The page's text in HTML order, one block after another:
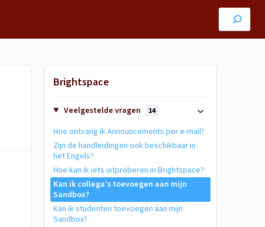
Brightspace
Veelgestelde vragen 14
Hoe ontvang ik Announcements per e-mail?
Zijn de handleidingen ook beschikbaar in
het Engels?
Hoe kan ik iets uitproberen in Brightspace?
Kan ik collega’s toevoegen aan mijn
Sandbox?
Kan ik studenten toevoegen aan mijn
Sandbox?